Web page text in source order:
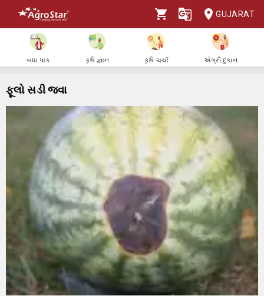
GUJARAT
બધા પાક કૃષિ જ્ઞાન કૃષિ ચર્ચા એગ્રી દુકાન
ફૂલો સડી જવા